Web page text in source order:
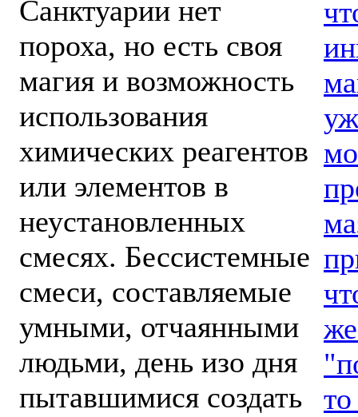
Санктуарии нет
пороха, но есть своя
магия и возможность
использования
химических реагентов
или элементов в
неустановленных
смесях. Бессистемные
смеси, составляемые
умными, отчаянными
людьми, день изо дня
пытавшимися создать